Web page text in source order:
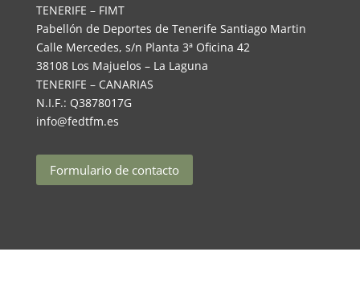
TENERIFE – FIMT
Pabellón de Deportes de Tenerife Santiago Martin
Calle Mercedes, s/n Planta 3ª Oficina 42
38108 Los Majuelos – La Laguna
TENERIFE – CANARIAS
N.I.F.: Q3878017G
info@fedtfm.es
Formulario de contacto